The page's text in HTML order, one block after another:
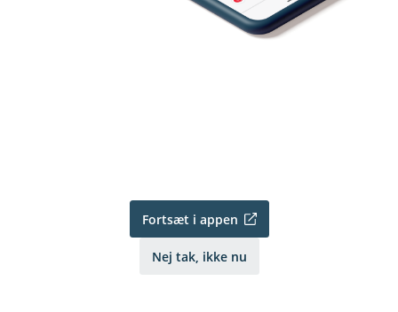
Fortsæt i appen
Nej tak, ikke nu